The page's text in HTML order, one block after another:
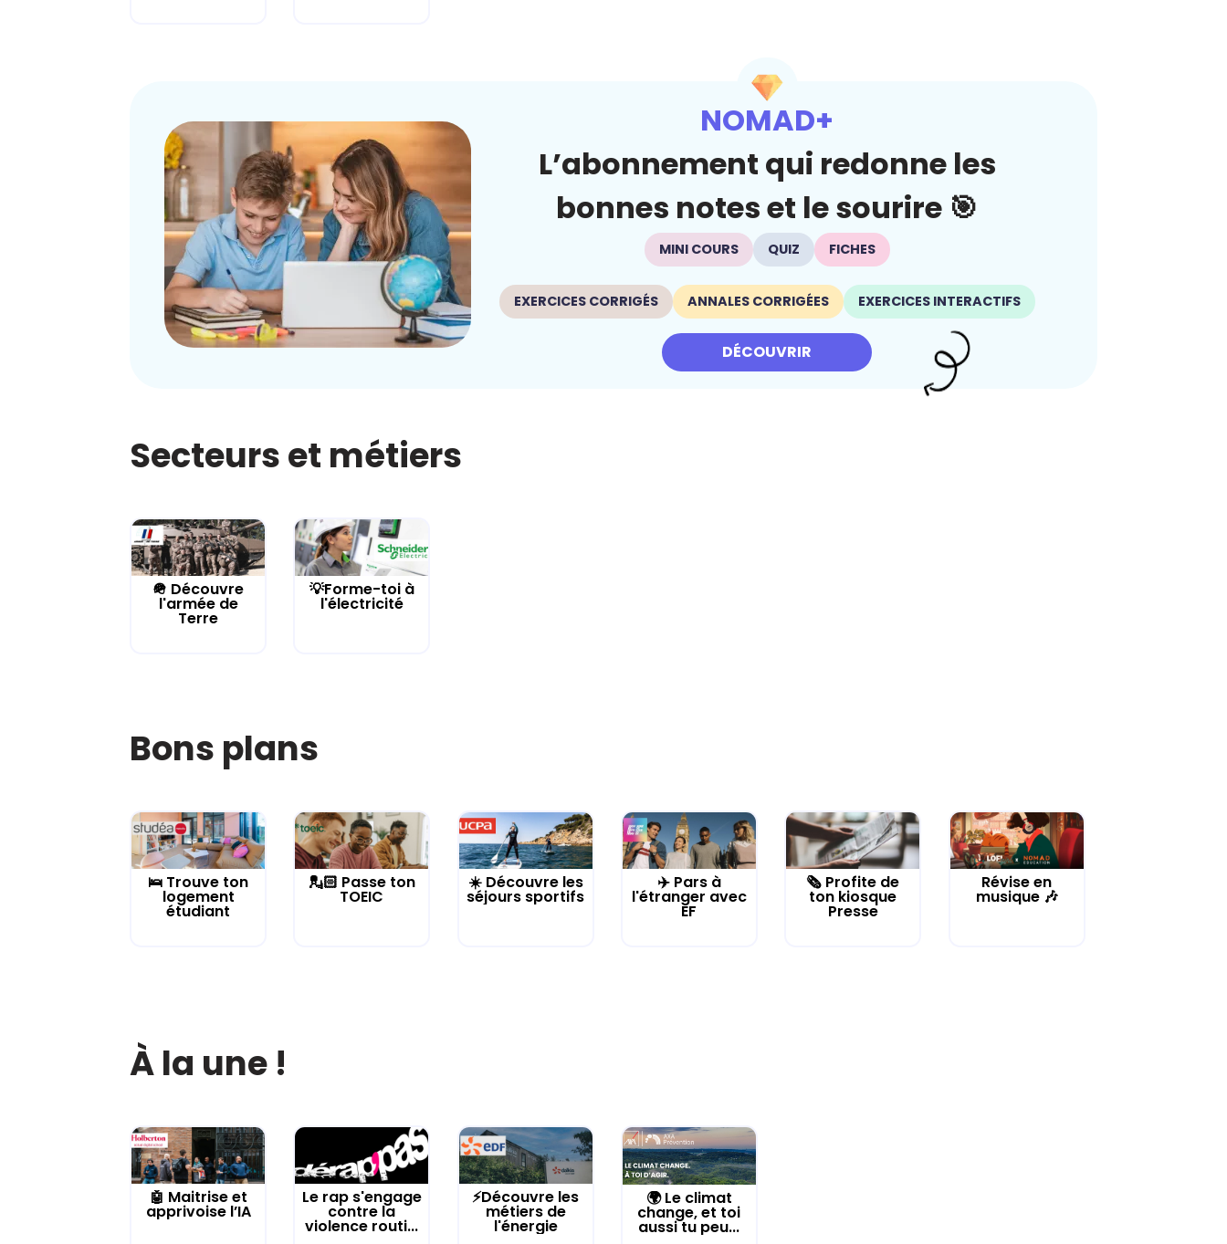
NOMAD+
L’abonnement qui redonne les
bonnes notes et le sourire 🎯
MINI COURS QUIZ FICHES
EXERCICES CORRIGÉS ANNALES CORRIGÉES EXERCICES INTERACTIFS
DÉCOUVRIR
Secteurs et métiers
🪖 Découvre
l'armée de
Terre
💡Forme-toi à
l'électricité
Bons plans
🛌 Trouve ton
logement
étudiant
💂🏻 Passe ton
TOEIC
☀️ Découvre les
séjours sportifs
✈️ Pars à
l'étranger avec
EF
🗞️ Profite de
ton kiosque
Presse
Révise en
musique 🎶
À la une !
🤖 Maitrise et
apprivoise l’IA
Le rap s'engage
contre la
violence routi...
⚡Découvre les
métiers de
l'énergie
🌍 Le climat
change, et toi
aussi tu peu...